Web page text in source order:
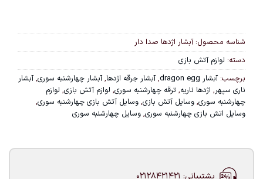
شناسه محصول: آبشار اژدها صدا دار
دسته: لوازم آتش بازی
برچسب: آبشار dragon egg , آبشار جرقه اژدها, آبشار چهارشنبه سوری, آبشار
ناری سپهر, اژدها ناریه, ترقه چهارشنبه سوری, لوازم آتش بازی, لوازم
چهارشنبه سوری, وسایل آتش بازی, وسایل آتش بازی چهارشنبه سوری,
وسایل اتش بازی چهارشنبه سوری, وسایل چهارشنبه سوری
پشتیبانی: 02128421421